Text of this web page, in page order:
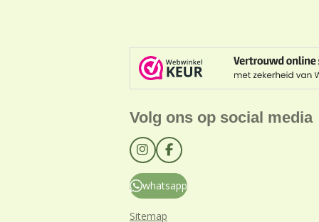
Volg ons op social media
I
n
s
t
a
F
a
c
e
b
whatsapp
Sitemap